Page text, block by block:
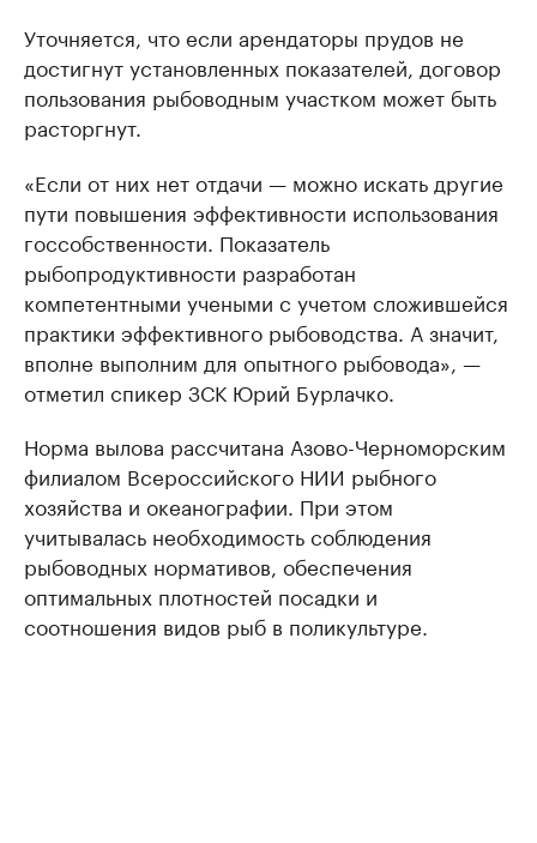
Уточняется, что если арендаторы прудов не
достигнут установленных показателей, договор
пользования рыбоводным участком может быть
расторгнут.
«Если от них нет отдачи — можно искать другие
пути повышения эффективности использования
госсобственности. Показатель
рыбопродуктивности разработан
компетентными учеными с учетом сложившейся
практики эффективного рыбоводства. А значит,
вполне выполним для опытного рыбовода», —
отметил спикер ЗСК Юрий Бурлачко.
Норма вылова рассчитана Азово-Черноморским
филиалом Всероссийского НИИ рыбного
хозяйства и океанографии. При этом
учитывалась необходимость соблюдения
рыбоводных нормативов, обеспечения
оптимальных плотностей посадки и
соотношения видов рыб в поликультуре.